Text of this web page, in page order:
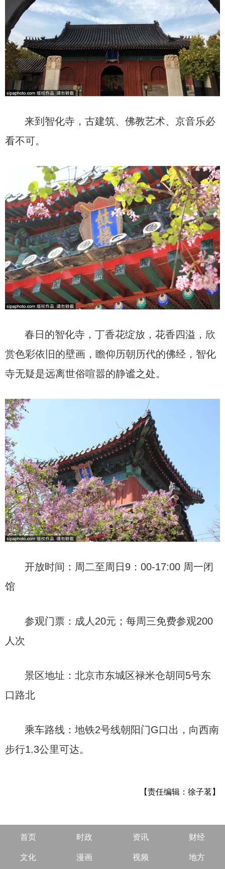
来到智化寺，古建筑、佛教艺术、京音乐必
看不可。
春日的智化寺，丁香花绽放，花香四溢，欣
赏色彩依旧的壁画，瞻仰历朝历代的佛经，智化
寺无疑是远离世俗喧嚣的静谧之处。
开放时间：周二至周日9：00-17:00 周一闭
馆
参观门票：成人20元；每周三免费参观200
人次
景区地址：北京市东城区禄米仓胡同5号东
口路北
乘车路线：地铁2号线朝阳门G口出，向西南
步行1.3公里可达。
【责任编辑：徐子茗】
首页 时政 资讯 财经
文化 漫画 视频 地方